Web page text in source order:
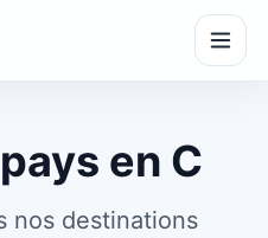
en C
nos destinations